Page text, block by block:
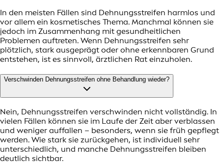
In den meisten Fällen sind Dehnungsstreifen harmlos und
vor allem ein kosmetisches Thema. Manchmal können sie
jedoch im Zusammenhang mit gesundheitlichen
Problemen auftreten. Wenn Dehnungsstreifen sehr
plötzlich, stark ausgeprägt oder ohne erkennbaren Grund
entstehen, ist es sinnvoll, ärztlichen Rat einzuholen.
Verschwinden Dehnungsstreifen ohne Behandlung wieder?
Nein, Dehnungsstreifen verschwinden nicht vollständig. In
vielen Fällen können sie im Laufe der Zeit aber verblassen
und weniger auffallen – besonders, wenn sie früh gepflegt
werden. Wie stark sie zurückgehen, ist individuell sehr
unterschiedlich, und manche Dehnungsstreifen bleiben
deutlich sichtbar.